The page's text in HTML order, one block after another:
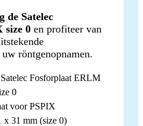
de Satelec
size 0 en profiteer van
röntgenopnamen.
Satelec Fosforplaat ERLM
0
voor PSPIX
x 31 mm (size 0)